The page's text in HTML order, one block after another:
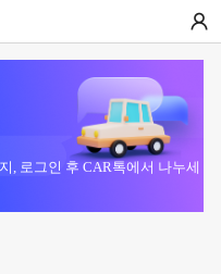
, 로그인 후 CAR톡에서 나누세